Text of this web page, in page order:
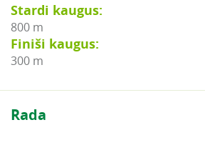
Stardi kaugus:
800 m
Finiši kaugus:
300 m
Rada